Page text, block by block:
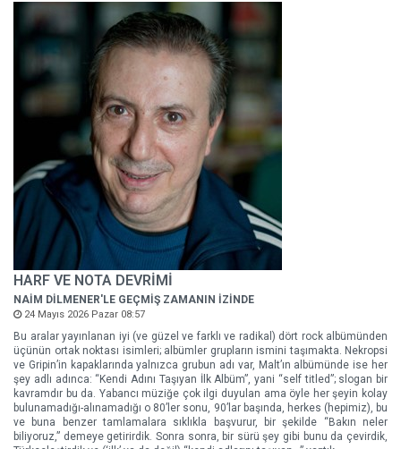
HARF VE NOTA DEVRİMİ
NAİM DİLMENER'LE GEÇMİŞ ZAMANIN İZİNDE
24 Mayıs 2026 Pazar 08:57
Bu aralar yayınlanan iyi (ve güzel ve farklı ve radikal) dört rock albümünden
üçünün ortak noktası isimleri; albümler grupların ismini taşımakta. Nekropsi
ve Gripin’in kapaklarında yalnızca grubun adı var, Malt’ın albümünde ise her
şey adlı adınca: “Kendi Adını Taşıyan İlk Albüm”, yani “self titled”; slogan bir
kavramdır bu da. Yabancı müziğe çok ilgi duyulan ama öyle her şeyin kolay
bulunamadığı-alınamadığı o 80’ler sonu, 90’lar başında, herkes (hepimiz), bu
ve buna benzer tamlamalara sıklıkla başvurur, bir şekilde “Bakın neler
biliyoruz,” demeye getirirdik. Sonra sonra, bir sürü şey gibi bunu da çevirdik,